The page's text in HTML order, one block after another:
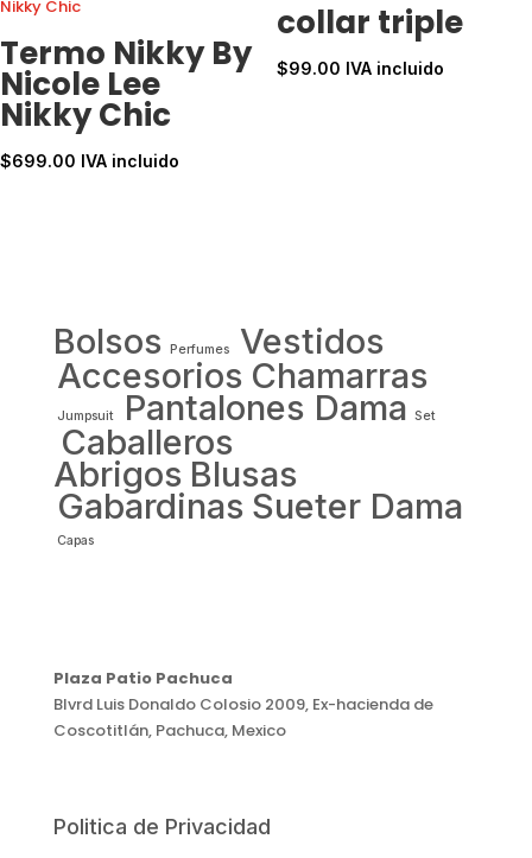
Termo Nikky By
Nicole Lee
Nikky Chic
$699.00 IVA incluido
collar triple
$99.00 IVA incluido
Bolsos Perfumes
Vestidos
Accesorios Chamarras
Jumpsuit Pantalones Dama Set
Caballeros
Abrigos Blusas
Gabardinas Sueter Dama
Capas
Plaza Patio Pachuca
Blvrd Luis Donaldo Colosio 2009, Ex-hacienda de
Coscotitlán, Pachuca, Mexico
Politica de Privacidad